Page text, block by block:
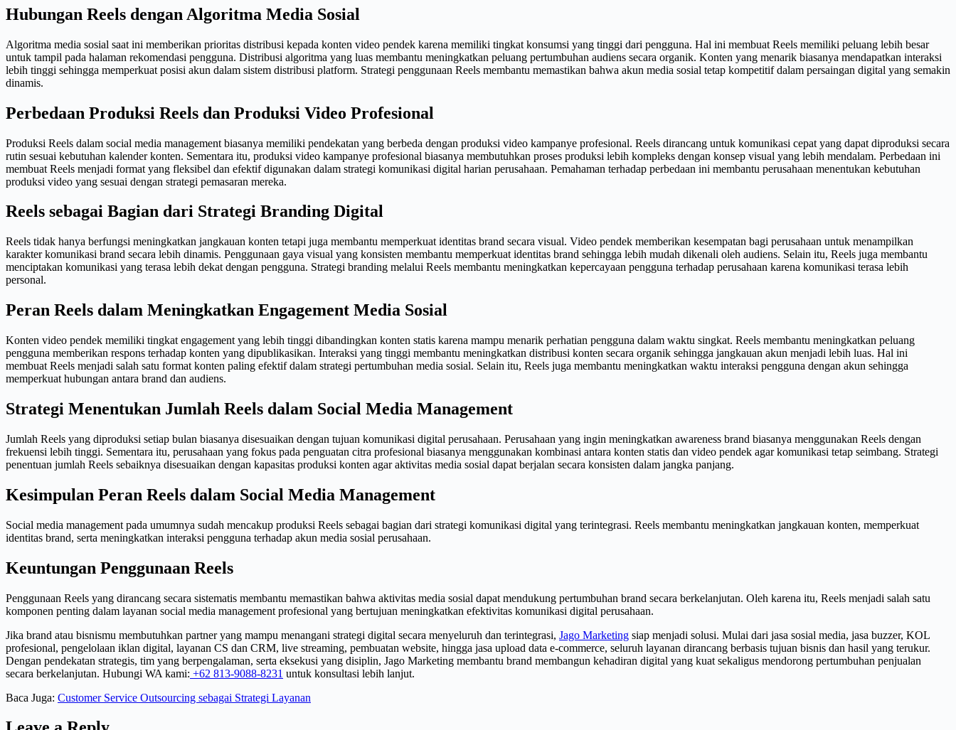
Hubungan Reels dengan Algoritma Media Sosial
Algoritma media sosial saat ini memberikan prioritas distribusi kepada konten video pendek karena memiliki tingkat konsumsi yang tinggi dari pengguna. Hal ini membuat Reels memiliki peluang lebih besar
untuk tampil pada halaman rekomendasi pengguna. Distribusi algoritma yang luas membantu meningkatkan peluang pertumbuhan audiens secara organik. Konten yang menarik biasanya mendapatkan interaksi
lebih tinggi sehingga memperkuat posisi akun dalam sistem distribusi platform. Strategi penggunaan Reels membantu memastikan bahwa akun media sosial tetap kompetitif dalam persaingan digital yang semakin
dinamis.
Perbedaan Produksi Reels dan Produksi Video Profesional
Produksi Reels dalam social media management biasanya memiliki pendekatan yang berbeda dengan produksi video kampanye profesional. Reels dirancang untuk komunikasi cepat yang dapat diproduksi secara
rutin sesuai kebutuhan kalender konten. Sementara itu, produksi video kampanye profesional biasanya membutuhkan proses produksi lebih kompleks dengan konsep visual yang lebih mendalam. Perbedaan ini
membuat Reels menjadi format yang fleksibel dan efektif digunakan dalam strategi komunikasi digital harian perusahaan. Pemahaman terhadap perbedaan ini membantu perusahaan menentukan kebutuhan
produksi video yang sesuai dengan strategi pemasaran mereka.
Reels sebagai Bagian dari Strategi Branding Digital
Reels tidak hanya berfungsi meningkatkan jangkauan konten tetapi juga membantu memperkuat identitas brand secara visual. Video pendek memberikan kesempatan bagi perusahaan untuk menampilkan
karakter komunikasi brand secara lebih dinamis. Penggunaan gaya visual yang konsisten membantu memperkuat identitas brand sehingga lebih mudah dikenali oleh audiens. Selain itu, Reels juga membantu
menciptakan komunikasi yang terasa lebih dekat dengan pengguna. Strategi branding melalui Reels membantu meningkatkan kepercayaan pengguna terhadap perusahaan karena komunikasi terasa lebih
personal.
Peran Reels dalam Meningkatkan Engagement Media Sosial
Konten video pendek memiliki tingkat engagement yang lebih tinggi dibandingkan konten statis karena mampu menarik perhatian pengguna dalam waktu singkat. Reels membantu meningkatkan peluang
pengguna memberikan respons terhadap konten yang dipublikasikan. Interaksi yang tinggi membantu meningkatkan distribusi konten secara organik sehingga jangkauan akun menjadi lebih luas. Hal ini
membuat Reels menjadi salah satu format konten paling efektif dalam strategi pertumbuhan media sosial. Selain itu, Reels juga membantu meningkatkan waktu interaksi pengguna dengan akun sehingga
memperkuat hubungan antara brand dan audiens.
Strategi Menentukan Jumlah Reels dalam Social Media Management
Jumlah Reels yang diproduksi setiap bulan biasanya disesuaikan dengan tujuan komunikasi digital perusahaan. Perusahaan yang ingin meningkatkan awareness brand biasanya menggunakan Reels dengan
frekuensi lebih tinggi. Sementara itu, perusahaan yang fokus pada penguatan citra profesional biasanya menggunakan kombinasi antara konten statis dan video pendek agar komunikasi tetap seimbang. Strategi
penentuan jumlah Reels sebaiknya disesuaikan dengan kapasitas produksi konten agar aktivitas media sosial dapat berjalan secara konsisten dalam jangka panjang.
Kesimpulan Peran Reels dalam Social Media Management
Social media management pada umumnya sudah mencakup produksi Reels sebagai bagian dari strategi komunikasi digital yang terintegrasi. Reels membantu meningkatkan jangkauan konten, memperkuat
identitas brand, serta meningkatkan interaksi pengguna terhadap akun media sosial perusahaan.
Keuntungan Penggunaan Reels
Penggunaan Reels yang dirancang secara sistematis membantu memastikan bahwa aktivitas media sosial dapat mendukung pertumbuhan brand secara berkelanjutan. Oleh karena itu, Reels menjadi salah satu
komponen penting dalam layanan social media management profesional yang bertujuan meningkatkan efektivitas komunikasi digital perusahaan.
Jika brand atau bisnismu membutuhkan partner yang mampu menangani strategi digital secara menyeluruh dan terintegrasi, Jago Marketing siap menjadi solusi. Mulai dari jasa sosial media, jasa buzzer, KOL
profesional, pengelolaan iklan digital, layanan CS dan CRM, live streaming, pembuatan website, hingga jasa upload data e-commerce, seluruh layanan dirancang berbasis tujuan bisnis dan hasil yang terukur.
Dengan pendekatan strategis, tim yang berpengalaman, serta eksekusi yang disiplin, Jago Marketing membantu brand membangun kehadiran digital yang kuat sekaligus mendorong pertumbuhan penjualan
secara berkelanjutan. Hubungi WA kami: +62 813-9088-8231 untuk konsultasi lebih lanjut.
Baca Juga: Customer Service Outsourcing sebagai Strategi Layanan